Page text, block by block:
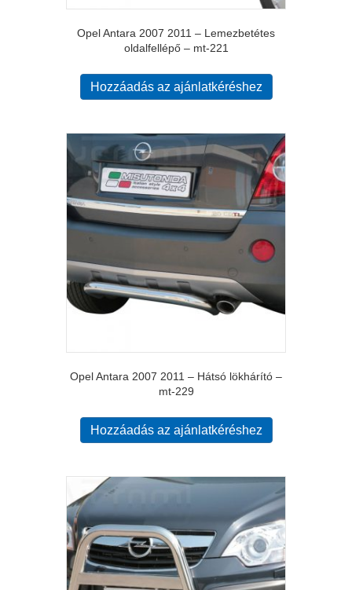
Opel Antara 2007 2011 – Lemezbetétes
oldalfellépő – mt-221
Hozzáadás az ajánlatkéréshez
Opel Antara 2007 2011 – Hátsó lökhárító –
mt-229
Hozzáadás az ajánlatkéréshez